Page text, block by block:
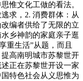
惟文化工做的看法。
求，2. 消费群体：从
编者供给了无限的立
乡神韵的家庭亲子逛
重生活”从题，而且
高南明城市苏黎世开
正在苏黎世开设一家
特色社会从义思惟为